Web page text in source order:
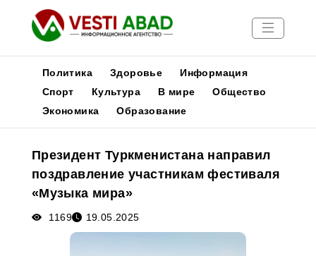
Новости
Медиа
Афиша
Политика Здоровье
Информация
Спорт
Культура В мире
Общество
Экономика
Образование
Президент Туркменистана направил
поздравление участникам фестиваля
«Музыка мира»
1169 19.05.2025